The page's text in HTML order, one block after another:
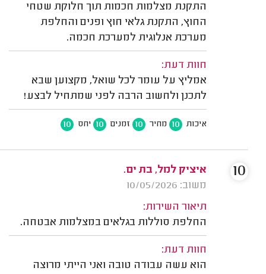
התקנת מצלמות חכמות תוך חלוקת שטחי
החוץ, התקנת גלאי חוץ ופנים והחלפת
מערכת אנלוגית למערכת חכמה.
חוות דעת:
אמליץ על עומר לכל שואל, מקצוען שבא
לתכנן ולחשוב הרבה לפני שמתחיל לבצע!
איכות 10 מחיר 10 זמנים 10 יחס 10
איציק למל, בת ים.
משוב: 10/05/2026
תיאור השירות:
החלפת סוללות בגלאים במצלמות אבטחה.
חוות דעת:
הוא עשה עבודה טובה ואני הייתי מרוצה
10